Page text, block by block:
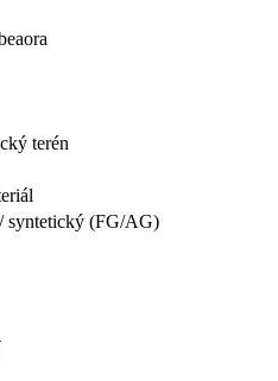
terén
syntetický (FG/AG)